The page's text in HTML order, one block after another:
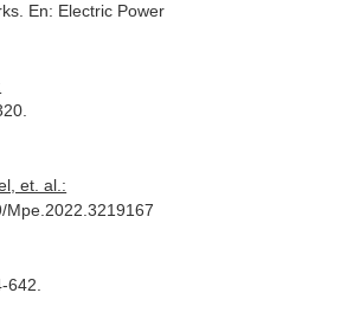
En: Electric Power
et. al.:
Mpe.2022.3219167